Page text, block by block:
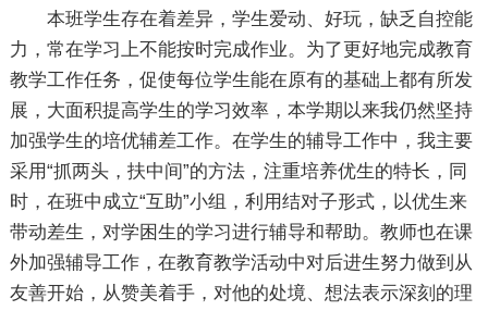
本班学生存在着差异，学生爱动、好玩，缺乏自控能
力，常在学习上不能按时完成作业。为了更好地完成教育
教学工作任务，促使每位学生能在原有的基础上都有所发
展，大面积提高学生的学习效率，本学期以来我仍然坚持
加强学生的培优辅差工作。在学生的辅导工作中，我主要
采用“抓两头，扶中间”的方法，注重培养优生的特长，同
时，在班中成立“互助”小组，利用结对子形式，以优生来
带动差生，对学困生的学习进行辅导和帮助。教师也在课
外加强辅导工作，在教育教学活动中对后进生努力做到从
友善开始，从赞美着手，对他的处境、想法表示深刻的理